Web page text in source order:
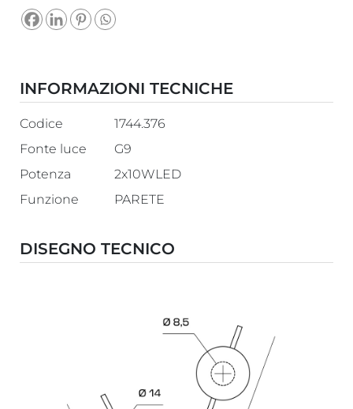
INFORMAZIONI TECNICHE
Codice
1744.376
Fonte luce
G9
Potenza
2x10WLED
Funzione
PARETE
DISEGNO TECNICO